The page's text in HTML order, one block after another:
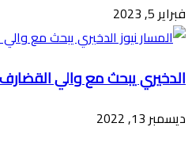
فبراير 5, 2023
الدخيري يبحث مع والي
ديسمبر 13, 2022